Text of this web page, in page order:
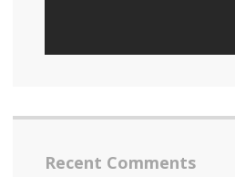
Recent Comments